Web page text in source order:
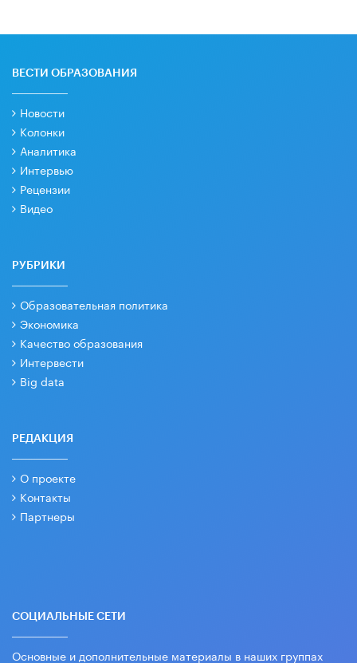
ВЕСТИ ОБРАЗОВАНИЯ
Новости
Колонки
Аналитика
Интервью
Рецензии
Видео
РУБРИКИ
Образовательная политика
Экономика
Качество образования
Интервести
Big data
РЕДАКЦИЯ
О проекте
Контакты
Партнеры
СОЦИАЛЬНЫЕ СЕТИ
Основные и дополнительные материалы в наших группах